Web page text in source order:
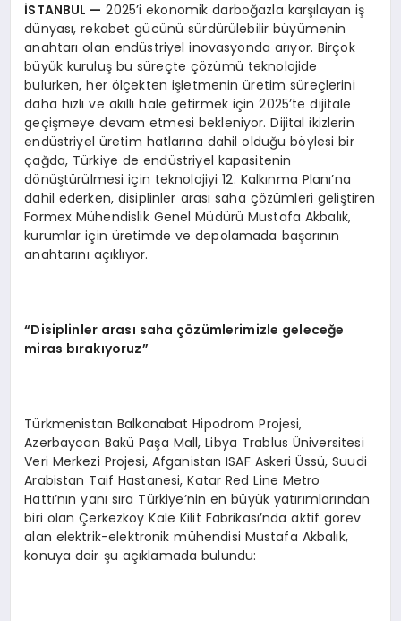
İSTANBUL — 2025’i ekonomik darboğazla karşılayan iş
dünyası, rekabet gücünü sürdürülebilir büyümenin
anahtarı olan endüstriyel inovasyonda arıyor. Birçok
büyük kuruluş bu süreçte çözümü teknolojide
bulurken, her ölçekten işletmenin üretim süreçlerini
daha hızlı ve akıllı hale getirmek için 2025’te dijitale
geçişmeye devam etmesi bekleniyor. Dijital ikizlerin
endüstriyel üretim hatlarına dahil olduğu böylesi bir
çağda, Türkiye de endüstriyel kapasitenin
dönüştürülmesi için teknolojiyi 12. Kalkınma Planı’na
dahil ederken, disiplinler arası saha çözümleri geliştiren
Formex Mühendislik Genel Müdürü Mustafa Akbalık,
kurumlar için üretimde ve depolamada başarının
anahtarını açıklıyor.
“Disiplinler arası saha çözümlerimizle geleceğe
miras bırakıyoruz”
Türkmenistan Balkanabat Hipodrom Projesi,
Azerbaycan Bakü Paşa Mall, Libya Trablus Üniversitesi
Veri Merkezi Projesi, Afganistan ISAF Askeri Üssü, Suudi
Arabistan Taif Hastanesi, Katar Red Line Metro
Hattı’nın yanı sıra Türkiye’nin en büyük yatırımlarından
biri olan Çerkezköy Kale Kilit Fabrikası’nda aktif görev
alan elektrik-elektronik mühendisi Mustafa Akbalık,
konuya dair şu açıklamada bulundu: